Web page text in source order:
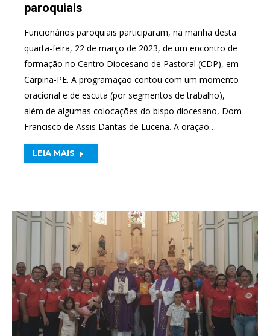
paroquiais
Funcionários paroquiais participaram, na manhã desta
quarta-feira, 22 de março de 2023, de um encontro de
formação no Centro Diocesano de Pastoral (CDP), em
Carpina-PE. A programação contou com um momento
oracional e de escuta (por segmentos de trabalho),
além de algumas colocações do bispo diocesano, Dom
Francisco de Assis Dantas de Lucena. A oração…
LEIA MAIS